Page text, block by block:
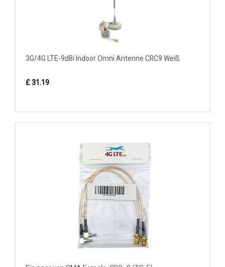
3G/4G LTE-9dBi Indoor Omni Antenne CRC9 Weiß
£ 31.19